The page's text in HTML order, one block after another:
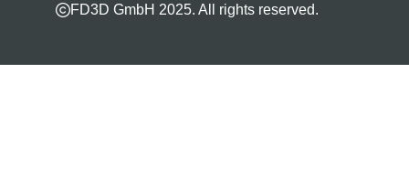
FD3D GmbH 2025. All rights reserved.